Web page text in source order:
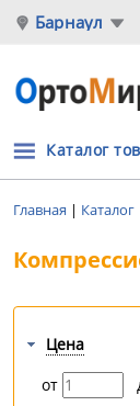
Барнаул
Каталог
Главная | Каталог
Цена
от